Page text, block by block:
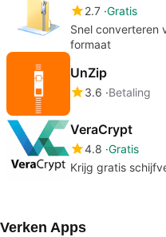
2.7 Gratis
Snel converteren
formaat
UnZip
3.6 Betaling
VeraCrypt
4.8 Gratis
Krijg gratis
Verken Apps